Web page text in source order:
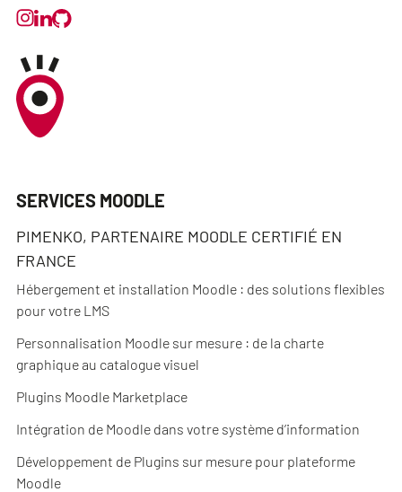
SERVICES MOODLE
PIMENKO, PARTENAIRE MOODLE CERTIFIÉ EN
FRANCE
Hébergement et installation Moodle : des solutions flexibles
pour votre LMS
Personnalisation Moodle sur mesure : de la charte
graphique au catalogue visuel
Plugins Moodle Marketplace
Intégration de Moodle dans votre système d’information
Développement de Plugins sur mesure pour plateforme
Moodle